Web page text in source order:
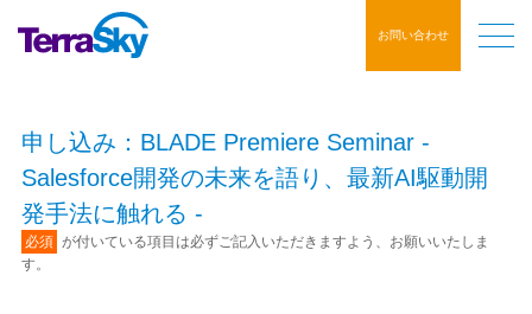
お問い合わせ
申し込み：BLADE Premiere Seminar -
Salesforce開発の未来を語り、最新AI駆動開
発手法に触れる -
必須 が付いている項目は必ずご記入いただきますよう、お願いいたしま
す。